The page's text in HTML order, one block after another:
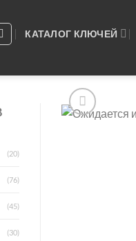
КАТАЛОГ КЛЮЧЕЙ
(20)
(76)
(45)
(30)